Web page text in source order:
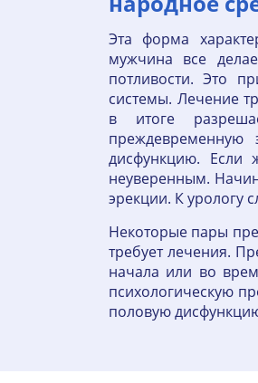
Эта форма
мужчина все
потливости. Это
системы. Лечение
в итоге
дисфункцию. Если
неуверенным.
эрекции. К урологу
Некоторые пары
требует лечения.
начала или во
психологическую
половую